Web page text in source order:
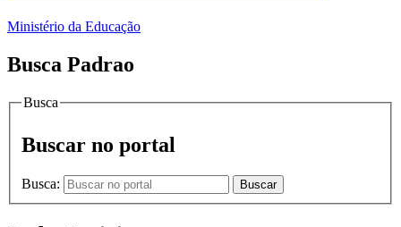
Ministério da Educação
Busca Padrao
Busca
Buscar no portal
Busca: Buscar